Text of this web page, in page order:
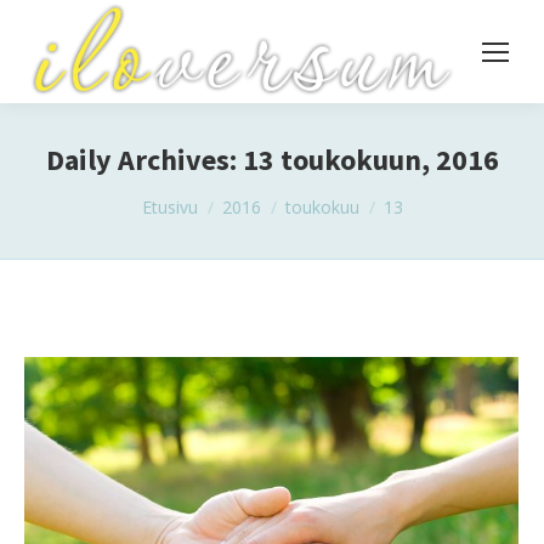
Daily Archives: 13 toukokuun, 2016
You are here:
Etusivu 2016 toukokuu 13